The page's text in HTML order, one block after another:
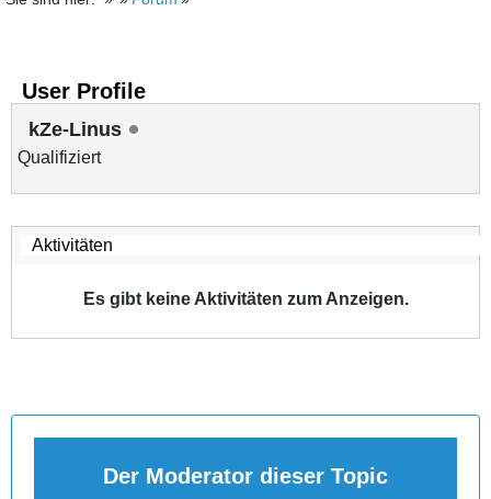
User Profile
kZe-Linus
Qualifiziert
Es gibt keine Aktivitäten zum Anzeigen.
Der Moderator dieser Topic